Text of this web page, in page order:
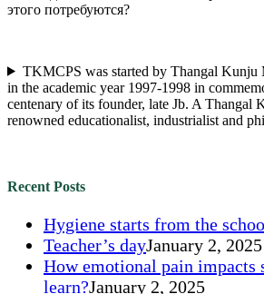
этого потребуются?
TKMCPS was started by Thangal Kunju
in the academic year 1997-1998 in
centenary of its founder, late Jb. A Thangal
renowned educationalist, industrialist and
Recent Posts
Hygiene starts from the
Teacher’s dayJanuary 2, 2025
How emotional pain impacts
learn?January 2, 2025